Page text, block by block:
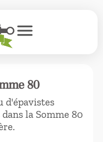
menu
80
d'épavistes
la Somme 80